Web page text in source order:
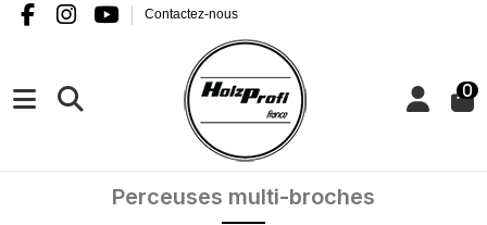
Contactez-nous
0
Perceuses multi-broches